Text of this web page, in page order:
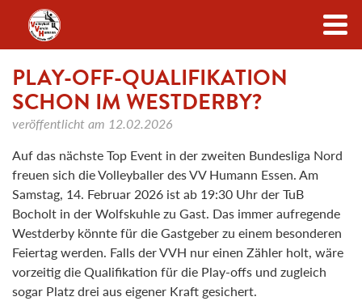
Zum Inhalt
PLAY-OFF-QUALIFIKATION
SCHON IM WESTDERBY?
veröffentlicht am 12.02.2026
Auf das nächste Top Event in der zweiten Bundesliga Nord
freuen sich die Volleyballer des VV Humann Essen. Am
Samstag, 14. Februar 2026 ist ab 19:30 Uhr der TuB
Bocholt in der Wolfskuhle zu Gast. Das immer aufregende
Westderby könnte für die Gastgeber zu einem besonderen
Feiertag werden. Falls der VVH nur einen Zähler holt, wäre
vorzeitig die Qualifikation für die Play-offs und zugleich
sogar Platz drei aus eigener Kraft gesichert.